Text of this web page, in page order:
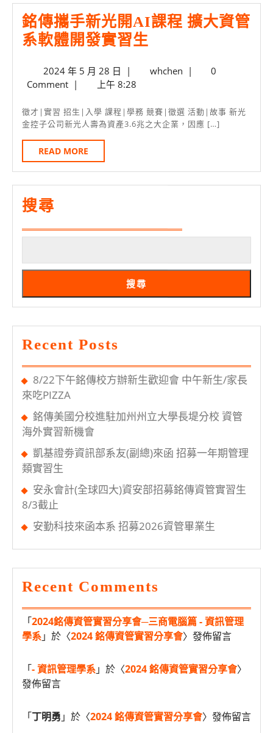
表
公
布
募
機
人
挑
戰
高
起
銘傳攜手新光開AI課程 擴大資管
系軟體開發實習生
攜
新
光
AI
課
大
系
發
實
生
2024 年 5 月 28 日 2024
年
月
28
| whchenwhchen
|
0
Comment | 上午 8:28
徵才|實習 招生|入學 課程|學務 競賽|徵選 活動|故事 新光
金控子公司新光人壽為資產3.6兆之大企業，因應 […]
READ MORE
MORE
搜尋
搜尋
Recent Posts
8/22下午銘傳校方辦新生歡迎會 中午新生/家長
來吃PIZZA
銘傳美國分校進駐加州州立大學長堤分校 資管
海外實習新機會
凱基證劵資訊部系友(副總)來函 招募一年期管理
類實習生
安永會計(全球四大)資安部招募銘傳資管實習生
8/3截止
安勤科技來函本系 招募2026資管畢業生
Recent Comments
「2024銘傳資管實習分享會─三商電腦篇 - 資訊管理
學系」於〈2024 銘傳資管實習分享會〉發佈留言
「- 資訊管理學系」於〈2024 銘傳資管實習分享會〉
發佈留言
「丁明勇 」於〈2024 銘傳資管實習分享會〉發佈留言